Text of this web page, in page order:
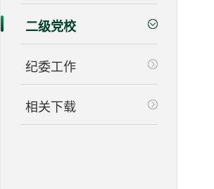
二级党校
纪委工作
相关下载